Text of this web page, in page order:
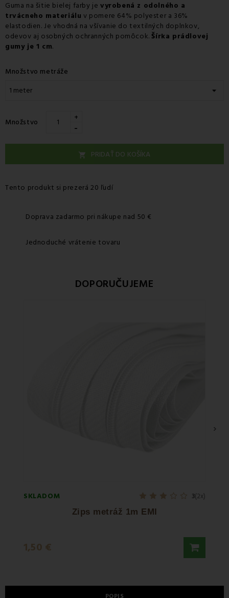
Utorok 11.08-Osobný odber v odbernom mieste GLS
Streda 12.08- Packeta doručenie kuriérom na adresu
Guma na šitie bielej farby je vyrobená z odolného a
trvácneho materiálu v pomere 64% polyester a 36%
elastodien. Je vhodná na všívanie do textilných doplnkov,
odevov aj osobných ochranných pomôcok. Šírka prádlovej
gumy je 1 cm.
Množstvo metráže
Množstvo +
-
 PRIDAŤ DO KOŠÍKA
Tento produkt si prezerá 20 ľudí
Doprava zadarmo pri nákupe nad 50 €
Jednoduché vrátenie tovaru
DOPORUČUJEME
SKLADOM 3(2x)
Zips metráž 1m EMI
1,50 €
›
POPIS